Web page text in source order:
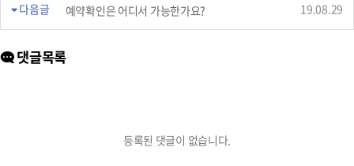
다음글 예약확인은 어디서 가능한가요? 19.08.29
댓글목록
등록된 댓글이 없습니다.